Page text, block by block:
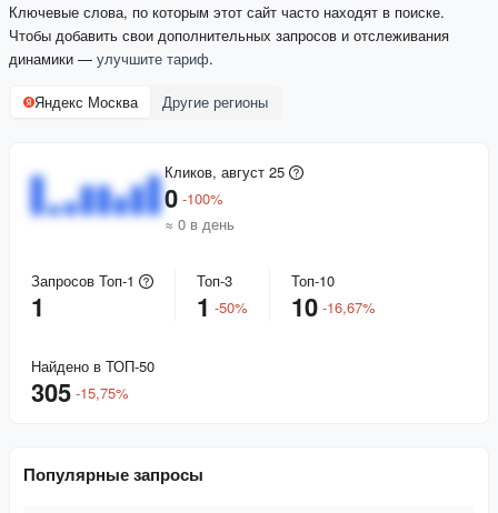
Ключевые слова, по которым этот сайт часто находят в поиске.
Чтобы добавить свои дополнительных запросов и отслеживания
динамики — улучшите тариф.
Яндекс Москва Другие регионы
Кликов, август 25
0 -100%
≈ 0 в день
Запросов Топ-1
1
Топ-3
1 -50%
Топ-10
10 -16,67%
Найдено в ТОП-50
305 -15,75%
Популярные запросы